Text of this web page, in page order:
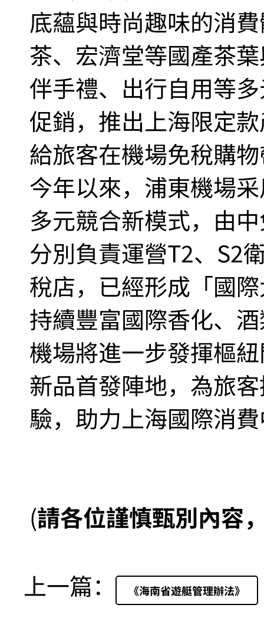
底蘊與時尚趣味的消
茶、宏濟堂等國產茶
伴手禮、出行自用等
促銷，推出上海限定
給旅客在機場免稅購
今年以來，浦東機場
多元競合新模式，由
分別負責運營T2、S2
稅店，已經形成「國
持續豐富國際香化、
機場將進一步發揮樞
新品首發陣地，為旅
驗，助力上海國際消
(請各位謹慎甄別內容
上一篇： 《海南省遊艇管理辦法》